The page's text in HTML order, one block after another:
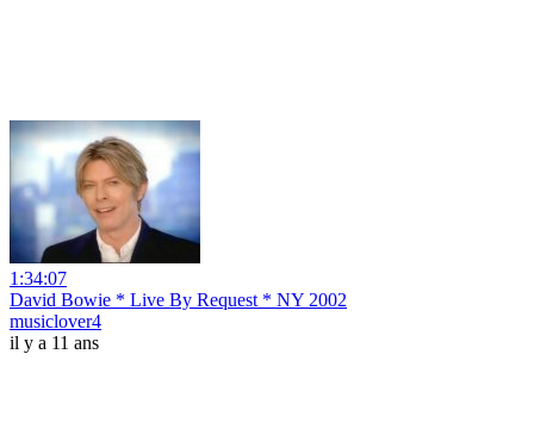
1:34:07
David Bowie * Live By Request * NY 2002
musiclover4
il y a 11 ans